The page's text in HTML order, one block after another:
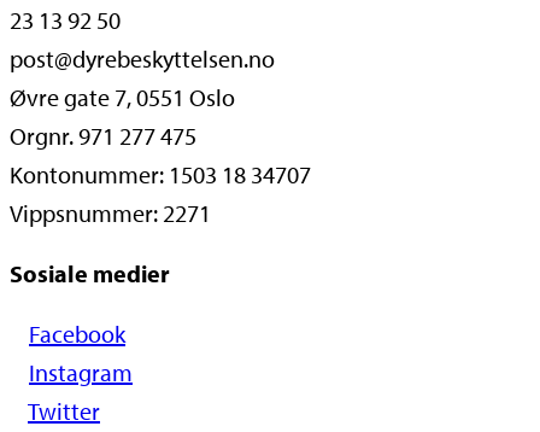
23 13 92 50
post@dyrebeskyttelsen.no
Øvre gate 7, 0551 Oslo
Orgnr. 971 277 475
Kontonummer: 1503 18 34707
Vippsnummer: 2271
Sosiale medier
Facebook
Instagram
Twitter